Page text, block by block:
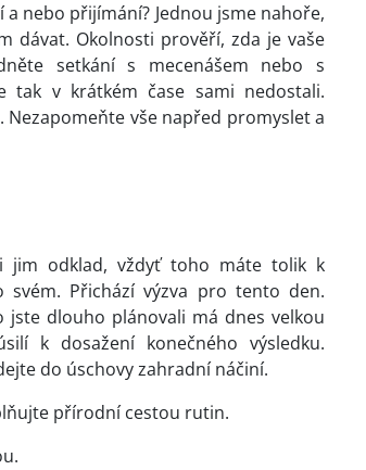
nebo přijímání? Jednou jsme nahoře,
dávat. Okolnosti prověří, zda je vaše
setkání s mecenášem nebo s
tak v krátkém čase sami nedostali.
Nezapomeňte vše napřed promyslet a
jim odklad, vždyť toho máte tolik k
Přichází výzva pro tento den.
dlouho plánovali má dnes velkou
k dosažení konečného výsledku.
do úschovy zahradní náčiní.
přírodní cestou rutin.